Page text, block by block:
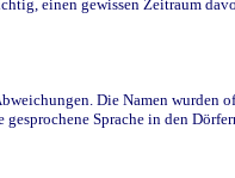
einen gewissen Zeitraum
Die Namen wurden
Sprache in den